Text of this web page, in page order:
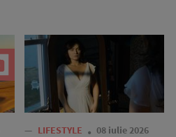
— LIFESTYLE 08 iulie 2026